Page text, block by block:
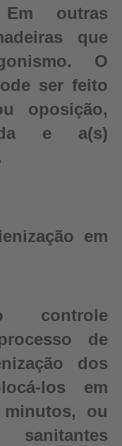
outras
que
O
ser feito
oposição,
e a(s)
em
controle
de
dos
los em
ou